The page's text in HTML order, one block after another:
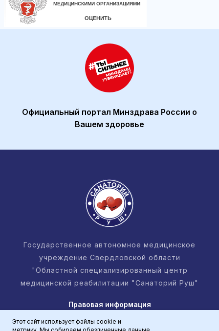
Этот сайт использует файлы cookie и
Официальный портал Минздрава России о
Вашем здоровье
Государственное автономное медицинское
учреждение Свердловской области
"Областной специализированный центр
медицинской реабилитации "Санаторий Руш"
Правовая информация
Политика в отношении обработки